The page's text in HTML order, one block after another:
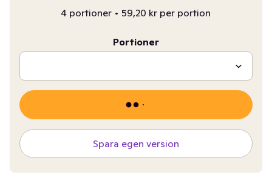
4 portioner • 59,20 kr per portion
Portioner
Spara egen version